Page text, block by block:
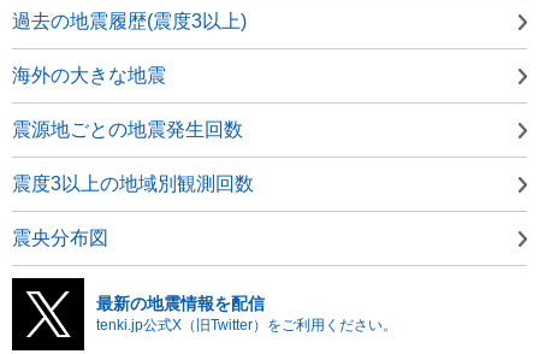
過去の地震履歴(震度3以上)
海外の大きな地震
震源地ごとの地震発生回数
震度3以上の地域別観測回数
震央分布図
最新の地震情報を配信
tenki.jp公式X（旧Twitter）をご利用ください。